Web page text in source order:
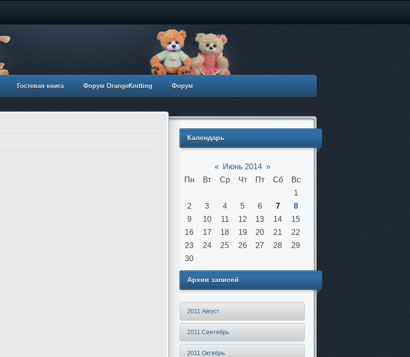
Гостевая книга Форум OrangeKnitting Форум
Календарь
« Июнь 2014 »
Пн
Вт Ср Чт Пт Сб
Вс
1
2
3 4 5 6 7
8
9
10 11 12 13 14
15
16
17 18 19 20 21
22
23
24 25 26 27 28
29
30
Архив записей
2011 Август
2011 Сентябрь
2011 Октябрь